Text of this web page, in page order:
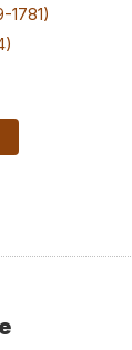
1781)